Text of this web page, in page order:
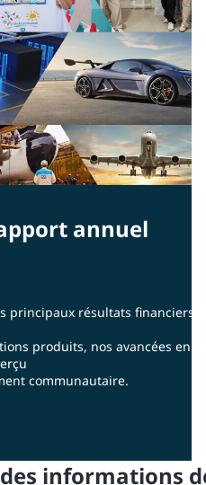
annuel
principaux résultats financiers,
produits, nos avancées en
communautaire.
informations